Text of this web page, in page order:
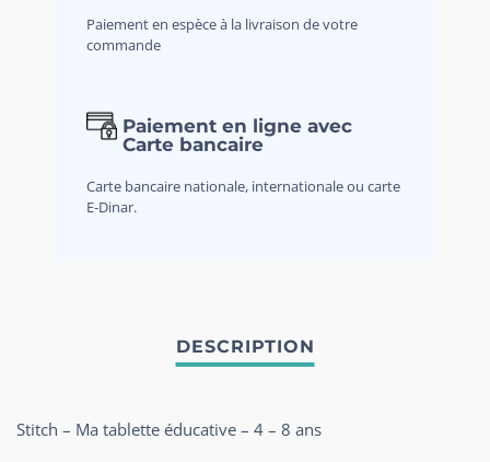
Paiement en espèce à la livraison de votre
commande
Paiement en ligne avec
Carte bancaire
Carte bancaire nationale, internationale ou carte
E-Dinar.
Stitch – Ma tablette éducative – 4 – 8 ans